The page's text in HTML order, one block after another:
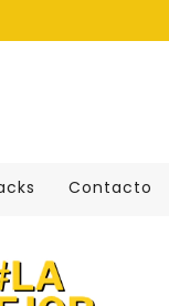
Contacto